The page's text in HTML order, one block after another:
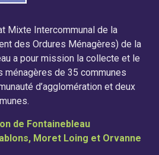
Mixte Intercommunal de la
des Ordures Ménagères) de la
a pour mission la collecte et le
ménagères de 35 communes
d’agglomération et deux
de Fontainebleau
Moret Loing et Orvanne